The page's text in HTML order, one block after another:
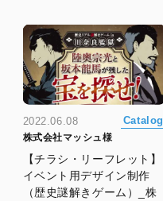
2022.06.08 Catalog
株式会社マッシュ様
【チラシ・リーフレット】
イベント用デザイン制作
（歴史謎解きゲーム）_株